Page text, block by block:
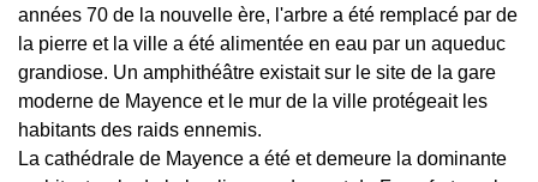
années 70 de la nouvelle ère, l'arbre a été remplacé par de
la pierre et la ville a été alimentée en eau par un aqueduc
grandiose. Un amphithéâtre existait sur le site de la gare
moderne de Mayence et le mur de la ville protégeait les
habitants des raids ennemis.
La cathédrale de Mayence a été et demeure la dominante